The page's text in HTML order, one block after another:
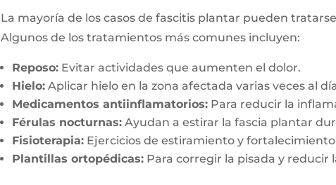
La mayoría de los casos de fascitis plantar pueden
Algunos de los tratamientos más comunes incluyen:
Reposo: Evitar actividades que aumenten el dolor.
Hielo: Aplicar hielo en la zona afectada varias veces al
Medicamentos antiinflamatorios: Para reducir la
Férulas nocturnas: Ayudan a estirar la fascia plantar
Fisioterapia: Ejercicios de estiramiento y
Plantillas ortopédicas: Para corregir la pisada y reducir